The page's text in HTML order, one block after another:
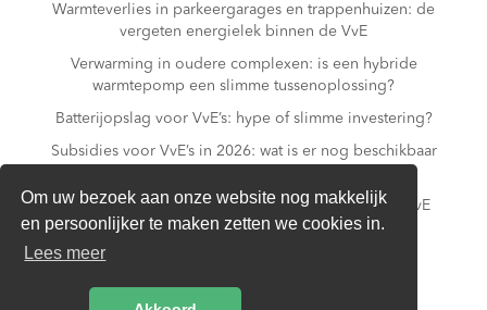
Om uw bezoek aan onze website nog makkelijk
en persoonlijker te maken zetten we cookies in.
Lees meer
Warmteverlies in parkeergarages en trappenhuizen: de
vergeten energielek binnen de VvE
Verwarming in oudere complexen: is een hybride
warmtepomp een slimme tussenoplossing?
Batterijopslag voor VvE’s: hype of slimme investering?
Subsidies voor VvE’s in 2026: wat is er nog beschikbaar
Slim laden in parkeergarages: hoe voorkomt een VvE
overbelasting van de installatie?
Van gas naar all-electric: is dat realistisch voor een